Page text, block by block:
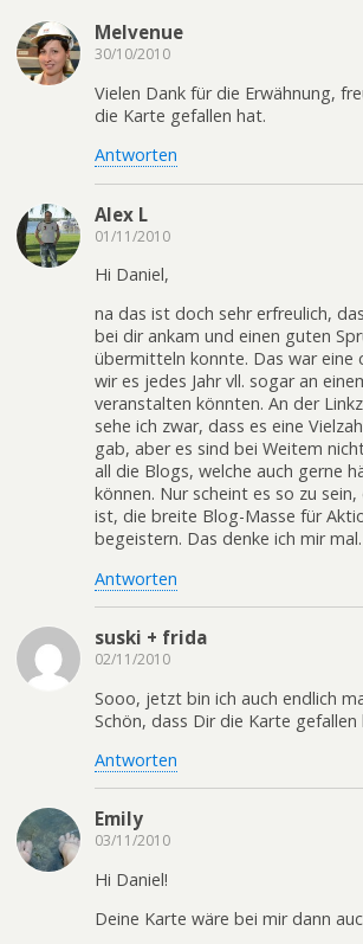
Melvenue
30/10/2010
Vielen Dank für die Erwähnung,
die Karte gefallen hat.
Antworten
Alex L
01/11/2010
Hi Daniel,
na das ist doch sehr erfreulich,
bei dir ankam und einen guten
übermitteln konnte. Das war eine
wir es jedes Jahr vll. sogar an
veranstalten könnten. An der
sehe ich zwar, dass es eine
gab, aber es sind bei Weitem
all die Blogs, welche auch gerne
können. Nur scheint es so zu
ist, die breite Blog-Masse für
begeistern. Das denke ich mir mal.
Antworten
suski + frida
02/11/2010
Sooo, jetzt bin ich auch endlich
Schön, dass Dir die Karte gefallen
Antworten
Emily
03/11/2010
Hi Daniel!
Deine Karte wäre bei mir dann